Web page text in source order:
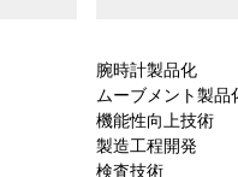
腕時計製品化
ムーブメント製品
機能性向上技術
製造工程開発
検査技術